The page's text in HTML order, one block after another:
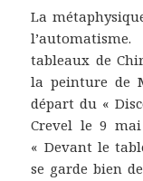
La
tableaux de
la peinture de
départ du «
Crevel le 9
« Devant le
se garde bien